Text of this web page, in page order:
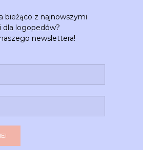
bieżąco z najnowszymi
dla logopedów?
newslettera!